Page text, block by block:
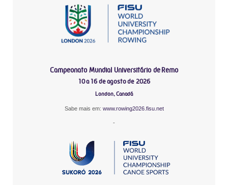
Campeonato Mundial Universitário de Remo
10 a 16 de agosto de 2026
London, Canadá
Sabe mais em: www.rowing2026.fisu.net
-